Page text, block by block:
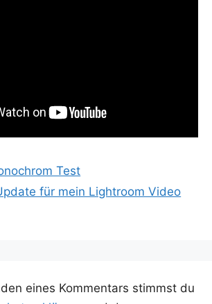
Test
für mein Lightroom Video
eines Kommentars stimmst du